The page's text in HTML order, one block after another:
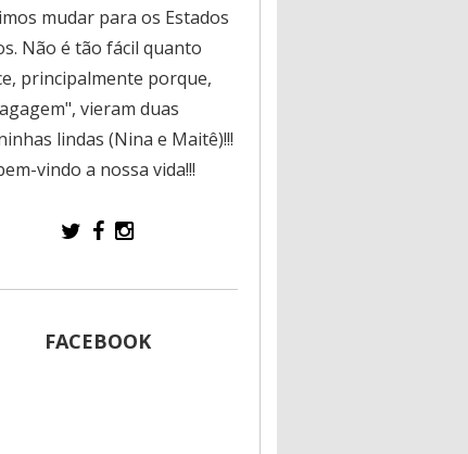
mudar para os Estados
Não é tão fácil quanto
principalmente porque,
vieram duas
lindas (Nina e Maitê)!!!
vindo a nossa vida!!!
FACEBOOK